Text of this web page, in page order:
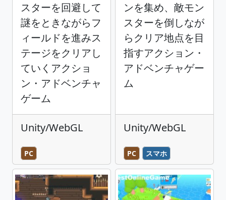
スターを回避して
謎をときながらフ
ィールドを進みス
テージをクリアし
ていくアクショ
ン・アドベンチャ
ゲーム
Unity/WebGL
PC
ンを集め、敵モン
スターを倒しなが
らクリア地点を目
指すアクション・
アドベンチャゲー
ム
Unity/WebGL
PC スマホ